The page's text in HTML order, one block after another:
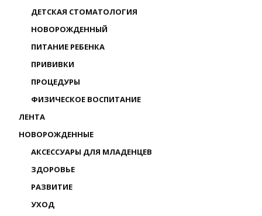
ДЕТСКАЯ СТОМАТОЛОГИЯ
НОВОРОЖДЕННЫЙ
ПИТАНИЕ РЕБЕНКА
ПРИВИВКИ
ПРОЦЕДУРЫ
ФИЗИЧЕСКОЕ ВОСПИТАНИЕ
ЛЕНТА
НОВОРОЖДЕННЫЕ
АКСЕССУАРЫ ДЛЯ МЛАДЕНЦЕВ
ЗДОРОВЬЕ
РАЗВИТИЕ
УХОД